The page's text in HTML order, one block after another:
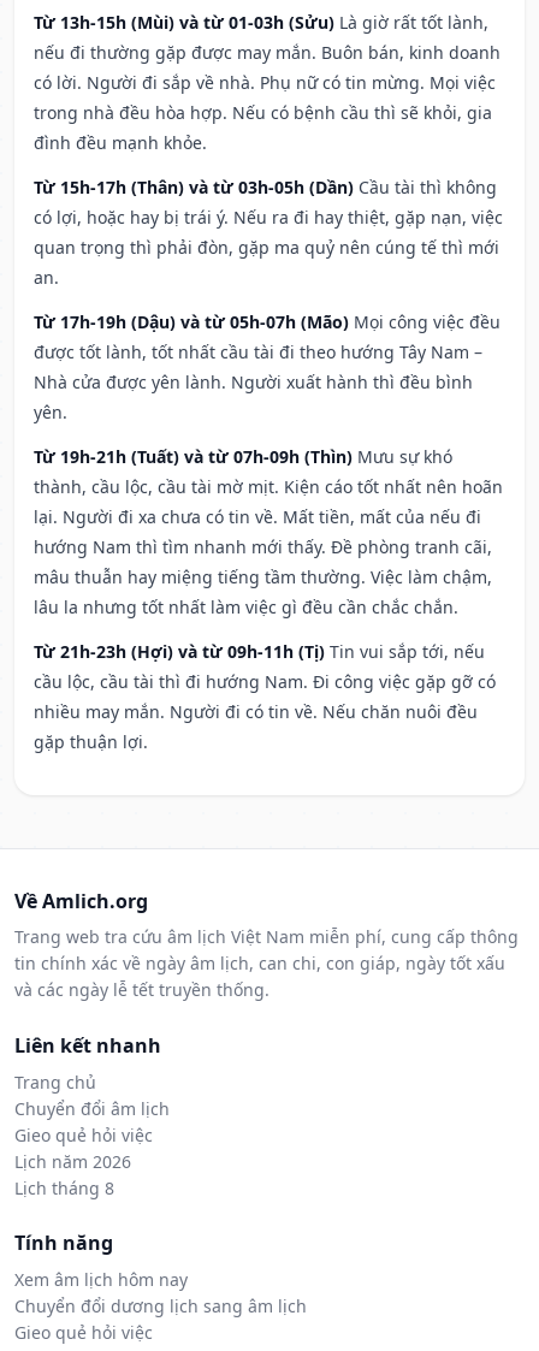
Từ 13h-15h (Mùi) và từ 01-03h (Sửu) Là giờ rất tốt lành,
nếu đi thường gặp được may mắn. Buôn bán, kinh doanh
có lời. Người đi sắp về nhà. Phụ nữ có tin mừng. Mọi việc
trong nhà đều hòa hợp. Nếu có bệnh cầu thì sẽ khỏi, gia
đình đều mạnh khỏe.
Từ 15h-17h (Thân) và từ 03h-05h (Dần) Cầu tài thì không
có lợi, hoặc hay bị trái ý. Nếu ra đi hay thiệt, gặp nạn, việc
quan trọng thì phải đòn, gặp ma quỷ nên cúng tế thì mới
an.
Từ 17h-19h (Dậu) và từ 05h-07h (Mão) Mọi công việc đều
được tốt lành, tốt nhất cầu tài đi theo hướng Tây Nam –
Nhà cửa được yên lành. Người xuất hành thì đều bình
yên.
Từ 19h-21h (Tuất) và từ 07h-09h (Thìn) Mưu sự khó
thành, cầu lộc, cầu tài mờ mịt. Kiện cáo tốt nhất nên hoãn
lại. Người đi xa chưa có tin về. Mất tiền, mất của nếu đi
hướng Nam thì tìm nhanh mới thấy. Đề phòng tranh cãi,
mâu thuẫn hay miệng tiếng tầm thường. Việc làm chậm,
lâu la nhưng tốt nhất làm việc gì đều cần chắc chắn.
Từ 21h-23h (Hợi) và từ 09h-11h (Tị) Tin vui sắp tới, nếu
cầu lộc, cầu tài thì đi hướng Nam. Đi công việc gặp gỡ có
nhiều may mắn. Người đi có tin về. Nếu chăn nuôi đều
gặp thuận lợi.
Về Amlich.org
Trang web tra cứu âm lịch Việt Nam miễn phí, cung cấp thông
tin chính xác về ngày âm lịch, can chi, con giáp, ngày tốt xấu
và các ngày lễ tết truyền thống.
Liên kết nhanh
Trang chủ
Chuyển đổi âm lịch
Gieo quẻ hỏi việc
Lịch năm 2026
Lịch tháng 8
Tính năng
Xem âm lịch hôm nay
Chuyển đổi dương lịch sang âm lịch
Gieo quẻ hỏi việc